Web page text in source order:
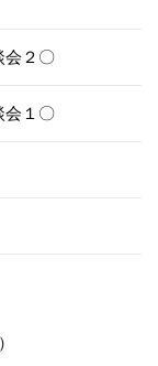
会２〇
会１〇